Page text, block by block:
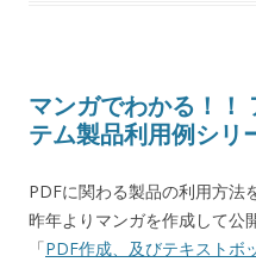
マンガでわかる！
テム製品利用例シリ
PDFに関わる製品の利用方法
昨年よりマンガを作成して公
「PDF作成、及びテキストボ